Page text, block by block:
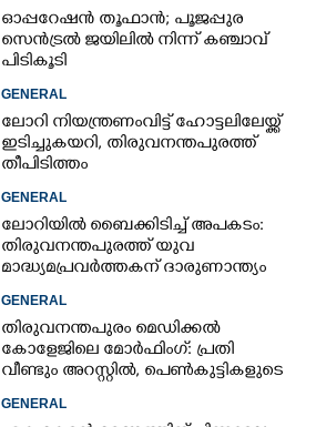
ഓപ്പറേഷൻ തൂഫാൻ; പൂജപ്പുര
സെൻട്രൽ ജയിലിൽ നിന്ന് കഞ്ചാവ്
പിടികൂടി
GENERAL
ലോറി നിയന്ത്രണംവിട്ട് ഹോട്ടലിലേയ്ക്ക്
ഇടിച്ചുകയറി, തിരുവനന്തപുരത്ത്
തീപിടിത്തം
GENERAL
ലോറിയിൽ ബൈക്കിടിച്ച് അപകടം:
തിരുവനന്തപുരത്ത് യുവ
മാദ്ധ്യമപ്രവർത്തകന് ദാരുണാന്ത്യം
GENERAL
തിരുവനന്തപുരം മെഡിക്കൽ
കോളേജിലെ മോർഫിംഗ്: പ്രതി
വീണ്ടും അറസ്റ്റിൽ, പെൺകുട്ടികളുടെ
ചിത്രങ്ങളെടുത്തത് ഇൻസ്റ്റഗ്രാമിൽ
നിന്ന്
GENERAL